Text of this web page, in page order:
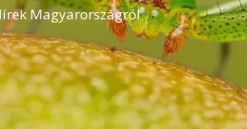
Magyarországról